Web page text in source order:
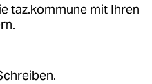
taz.kommune mit Ihren